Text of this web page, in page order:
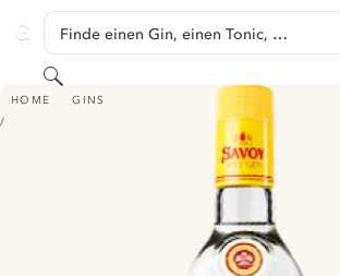
GINVENTORY
Finde einen Gin, einen Tonic, …
Suchen
HOME GINS
SAVOY ORIGINAL DRY GIN